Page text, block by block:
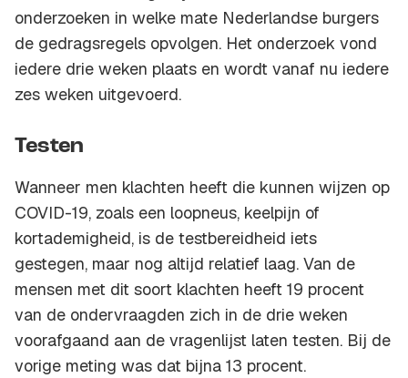
onderzoeken in welke mate Nederlandse burgers
de gedragsregels opvolgen. Het onderzoek vond
iedere drie weken plaats en wordt vanaf nu iedere
zes weken uitgevoerd.
Testen
Wanneer men klachten heeft die kunnen wijzen op
COVID-19, zoals een loopneus, keelpijn of
kortademigheid, is de testbereidheid iets
gestegen, maar nog altijd relatief laag. Van de
mensen met dit soort klachten heeft 19 procent
van de ondervraagden zich in de drie weken
voorafgaand aan de vragenlijst laten testen. Bij de
vorige meting was dat bijna 13 procent.